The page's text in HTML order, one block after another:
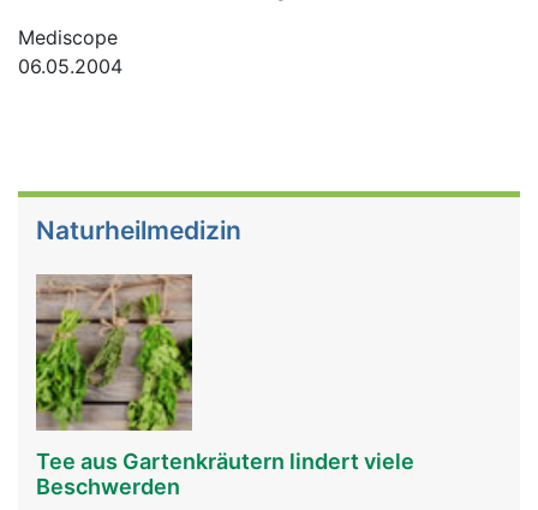
Mediscope
06.05.2004
Naturheilmedizin
Tee aus Gartenkräutern lindert viele
Beschwerden